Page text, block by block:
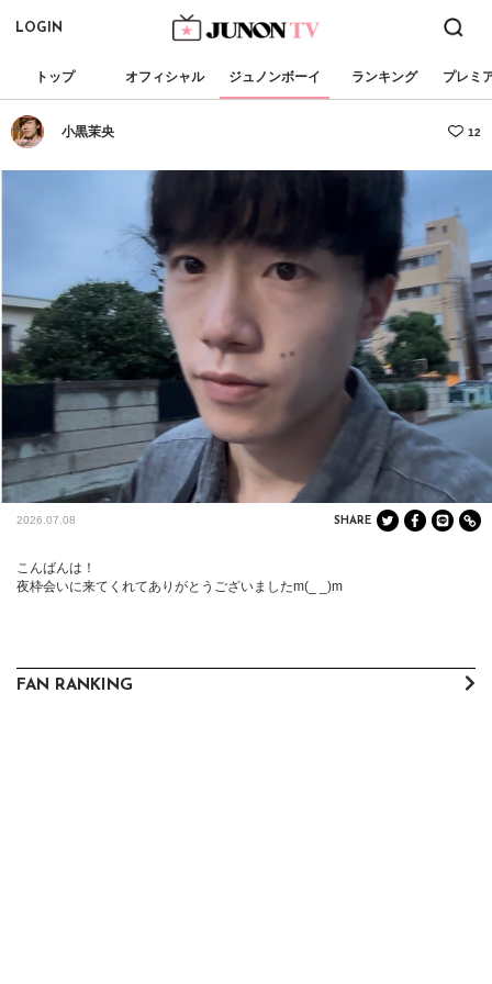
LOGIN
トップ オフィシャル ジュノンボーイ ランキング プレミ
小黒茉央 12
2026.07.08 SHARE
こんばんは！
夜枠会いに来てくれてありがとうございましたm(_ _)m
FAN RANKING